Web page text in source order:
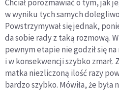
Chciał porozmawiać o tym, jak
w wyniku tych samych
Powstrzymywał się jednak,
da sobie rady z taką rozmową.
pewnym etapie nie godził się
i w konsekwencji szybko zmarł.
matka niezliczoną ilość razy
bardzo szybko. Mówiła, że była